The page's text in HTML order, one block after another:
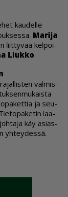
kau­del­le
Ma­ri­ja
liit­ty­vää kel­poi­
Liuk­ko.
val­mis­
ja seu­
laa­
käy asi­as­
yh­tey­des­sä.